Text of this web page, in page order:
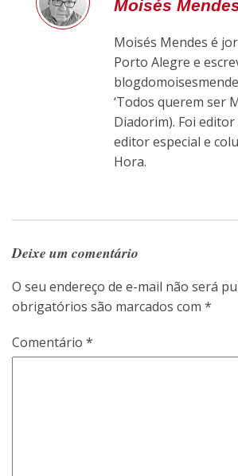
Moisés
Moisés Mendes é
Porto Alegre e
‘Todos querem ser
Diadorim). Foi
editor especial e
Hora.
Deixe um comentário
O seu endereço de e-mail não será
obrigatórios são marcados com *
Comentário *